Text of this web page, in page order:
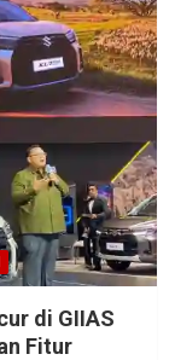
di GIIAS
Fitur